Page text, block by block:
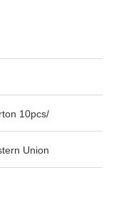
10pcs/
Union